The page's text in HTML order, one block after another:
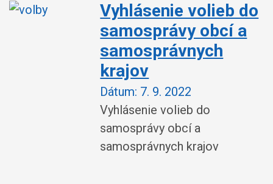
Vyhlásenie volieb do
samosprávy obcí a
samosprávnych
krajov
Dátum: 7. 9. 2022
Vyhlásenie volieb do
samosprávy obcí a
samosprávnych krajov